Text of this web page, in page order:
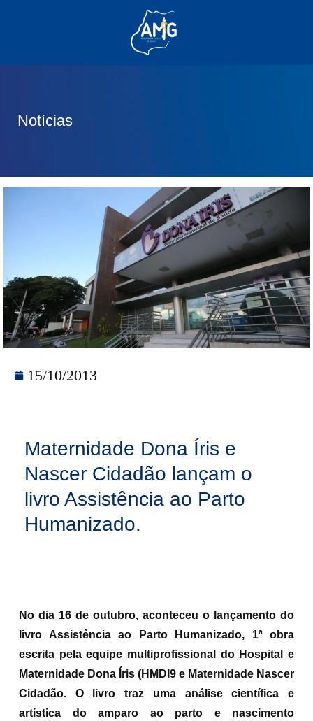
Notícias
15/10/2013
Maternidade Dona Íris e
Nascer Cidadão lançam o
livro Assistência ao Parto
Humanizado.
No dia 16 de outubro, aconteceu o lançamento do
livro Assistência ao Parto Humanizado, 1ª obra
escrita pela equipe multiprofissional do Hospital e
Maternidade Dona Íris (HMDI9 e Maternidade Nascer
Cidadão. O livro traz uma análise científica e
artística do amparo ao parto e nascimento